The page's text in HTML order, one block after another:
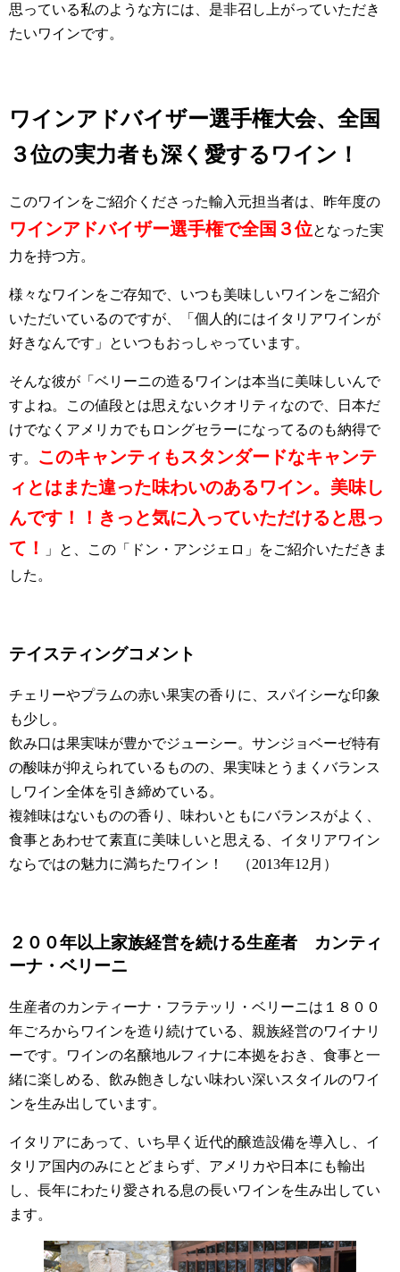
思っている私のような方には、是非召し上がっていただき
たいワインです。
ワインアドバイザー選手権大会、全国
３位の実力者も深く愛するワイン！
このワインをご紹介くださった輸入元担当者は、昨年度の
ワインアドバイザー選手権で全国３位となった実
力を持つ方。
様々なワインをご存知で、いつも美味しいワインをご紹介
いただいているのですが、「個人的にはイタリアワインが
好きなんです」といつもおっしゃっています。
そんな彼が「ベリーニの造るワインは本当に美味しいんで
すよね。この値段とは思えないクオリティなので、日本だ
けでなくアメリカでもロングセラーになってるのも納得で
す。
このキャンティもスタンダードなキャンテ
ィとはまた違った味わいのあるワイン。美味し
んです！！きっと気に入っていただけると思っ
て！
」と、この「ドン・アンジェロ」をご紹介いただきま
した。
テイスティングコメント
チェリーやプラムの赤い果実の香りに、スパイシーな印象
も少し。
飲み口は果実味が豊かでジューシー。サンジョベーゼ特有
の酸味が抑えられているものの、果実味とうまくバランス
しワイン全体を引き締めている。
複雑味はないものの香り、味わいともにバランスがよく、
食事とあわせて素直に美味しいと思える、イタリアワイン
ならではの魅力に満ちたワイン！ （2013年12月）
２００年以上家族経営を続ける生産者 カンティ
ーナ・ベリーニ
生産者のカンティーナ・フラテッリ・ベリーニは１８００
年ごろからワインを造り続けている、親族経営のワイナリ
ーです。ワインの名醸地ルフィナに本拠をおき、食事と一
緒に楽しめる、飲み飽きしない味わい深いスタイルのワイ
ンを生み出しています。
イタリアにあって、いち早く近代的醸造設備を導入し、イ
タリア国内のみにとどまらず、アメリカや日本にも輸出
し、長年にわたり愛される息の長いワインを生み出してい
ます。